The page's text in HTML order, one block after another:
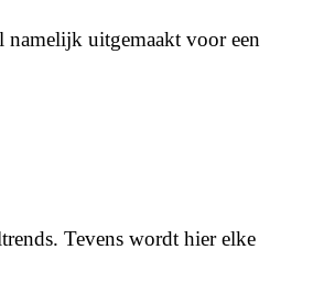
namelijk uitgemaakt voor een
Tevens wordt hier elke